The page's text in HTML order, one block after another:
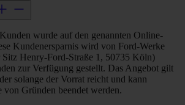
wurde auf den genannten Online-
Kundenersparnis wird von Ford-Werke
Sitz Henry-Ford-Straße 1, 50735 Köln)
zur Verfügung gestellt. Das Angebot gilt
solange der Vorrat reicht und kann
von Gründen beendet werden.